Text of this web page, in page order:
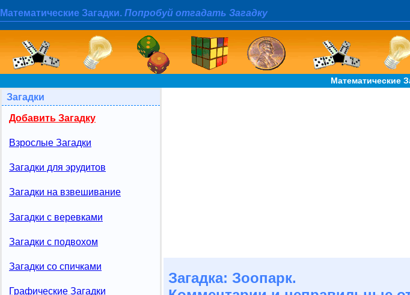
Математические Загадки. Попробуй отгадать Загадку
Математические
Загадки
Добавить Загадку
Взрослые Загадки
Загадки для эрудитов
Загадки на взвешивание
Загадки с веревками
Загадки с подвохом
Загадки со спичками
Графические Загадки
Загадка: Зоопарк.